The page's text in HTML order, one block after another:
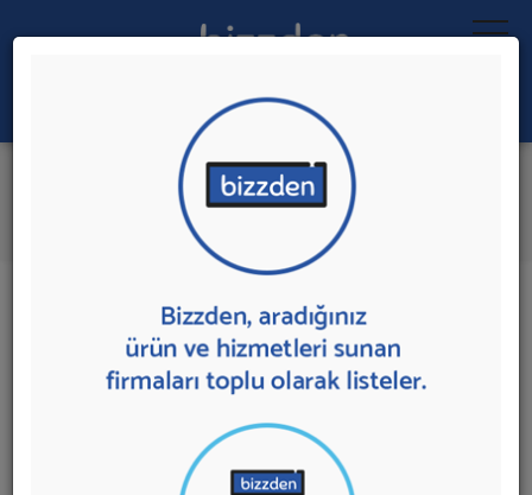
Ara:
Türk Hamamı
İlk 5 Firmaya Mesaj Gönder
20 sonuç bulundu.